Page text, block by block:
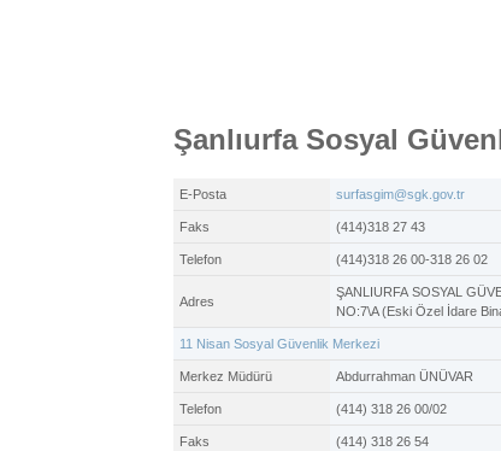
Şanlıurfa Sosyal
E-Posta surfasgim@sgk.gov.tr
Faks (414)318 27 43
Telefon (414)318 26 00-318 26 02
Adres
ŞANLIURFA SOSYAL
NO:7\A (Eski Özel İdare
11 Nisan Sosyal Güvenlik Merkezi
Merkez Müdürü Abdurrahman ÜNÜVAR
Telefon (414) 318 26 00/02
Faks (414) 318 26 54